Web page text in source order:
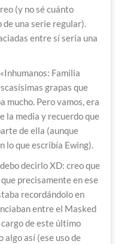
(y no sé cuánto
una serie regular).
entre sí sería una
Familia
grapas que
mucho. Pero vamos, era
la media y recuerdo que
de ella (aunque
lo que escribía Ewing).
decirlo XD: creo que
precisamente en ese
recordándolo en
entre el Masked
de este último
así (ese uso de